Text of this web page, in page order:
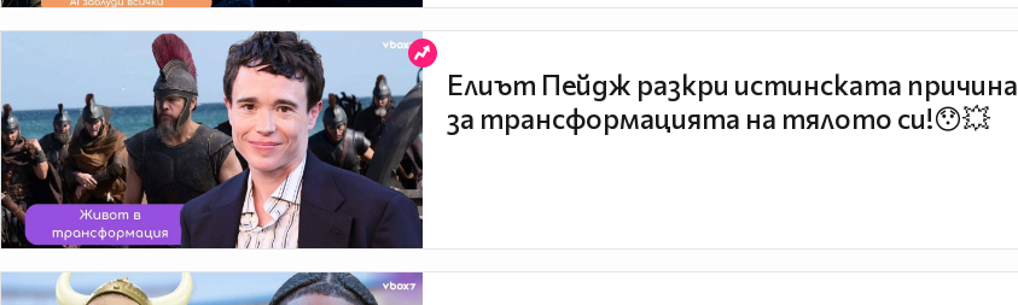
Елиът Пейдж разкри истинската причина
за трансформацията на тялото си!😯💥